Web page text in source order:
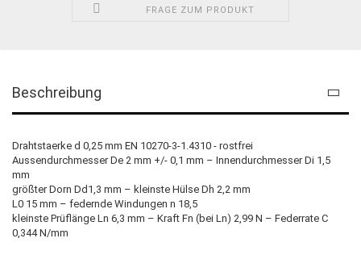
FRAGE ZUM PRODUKT
Beschreibung
Drahtstaerke d 0,25 mm EN 10270-3-1.4310 - rostfrei
Aussendurchmesser De 2 mm +/- 0,1 mm – Innendurchmesser Di 1,5
mm
größter Dorn Dd1,3 mm – kleinste Hülse Dh 2,2 mm
L0 15 mm – federnde Windungen n 18,5
kleinste Prüflänge Ln 6,3 mm – Kraft Fn (bei Ln) 2,99 N – Federrate C
0,344 N/mm